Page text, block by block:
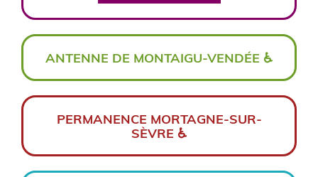
ANTENNE DE MONTAIGU-VENDÉE ♿
> Adresse :74, avenue Villebois Mareuil
> Télephone : 02 51 46 46 10
Couvre les communes du Territoire de Terres
de Montaigu Du lundi au jeudi, 9h00 -
12h30 et 13h30 - 16h30 Vendredi 9h-
12h00
PERMANENCE MORTAGNE-SUR-
SÈVRE ♿
> Adresse :Mairie - Place de la mairie